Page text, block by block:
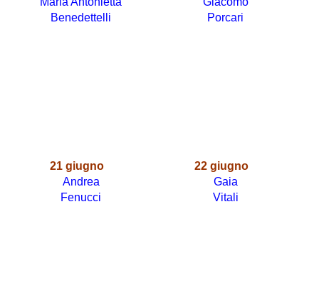
Benedettelli
Porcari
21 giugno
Andrea
Fenucci
22 giugno
Gaia
Vitali